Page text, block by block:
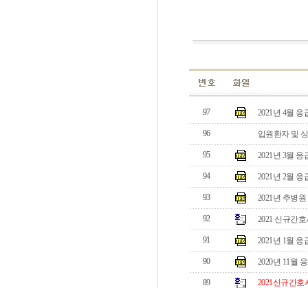
97 2021년 4월 응
96 입원환자 및
95 2021년 3월 응
94 2021년 2월 응
93 2021년 추병
92 2021 신규간
91 2021년 1월 응
90 2020년 11월
89 2021신규간호